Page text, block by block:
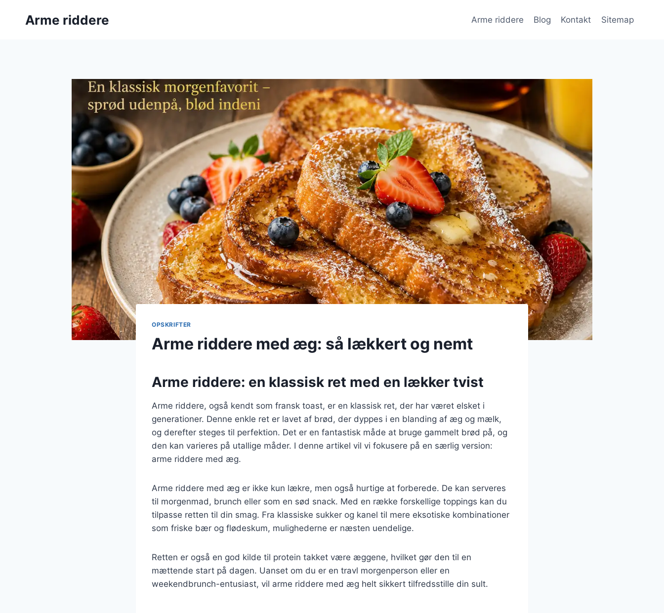
Arme riddere Arme riddere Blog Kontakt Sitemap
OPSKRIFTER
Arme riddere med æg: så lækkert og nemt
Arme riddere: en klassisk ret med en lækker tvist
Arme riddere, også kendt som fransk toast, er en klassisk ret, der har været elsket i
generationer. Denne enkle ret er lavet af brød, der dyppes i en blanding af æg og mælk,
og derefter steges til perfektion. Det er en fantastisk måde at bruge gammelt brød på, og
den kan varieres på utallige måder. I denne artikel vil vi fokusere på en særlig version:
arme riddere med æg.
Arme riddere med æg er ikke kun lækre, men også hurtige at forberede. De kan serveres
til morgenmad, brunch eller som en sød snack. Med en række forskellige toppings kan du
tilpasse retten til din smag. Fra klassiske sukker og kanel til mere eksotiske kombinationer
som friske bær og flødeskum, mulighederne er næsten uendelige.
Retten er også en god kilde til protein takket være æggene, hvilket gør den til en
mættende start på dagen. Uanset om du er en travl morgenperson eller en
weekendbrunch-entusiast, vil arme riddere med æg helt sikkert tilfredsstille din sult.